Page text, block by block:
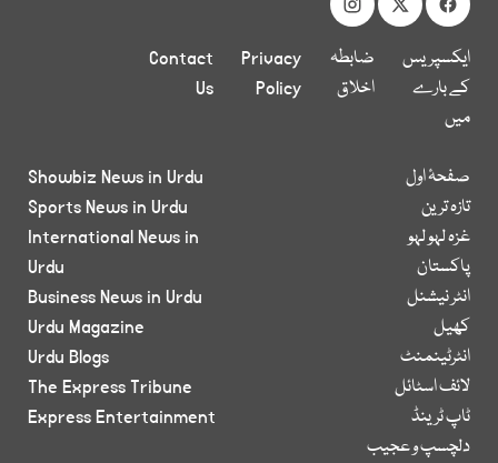
ایکسپریس
کے بارے
میں
ضابطہ
اخلاق
Privacy
Policy
Contact
Us
صفحۂ اول
تازہ ترین
غزہ لہو لہو
پاکستان
انٹر نیشنل
کھیل
انٹرٹینمنٹ
لائف اسٹائل
ٹاپ ٹرینڈ
دلچسپ و عجیب
Showbiz News in Urdu
Sports News in Urdu
International News in
Urdu
Business News in Urdu
Urdu Magazine
Urdu Blogs
The Express Tribune
Express Entertainment